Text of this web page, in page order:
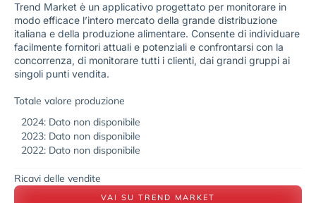
Trend Market è un applicativo progettato per monitorare in
modo efficace l’intero mercato della grande distribuzione
italiana e della produzione alimentare. Consente di individuare
facilmente fornitori attuali e potenziali e confrontarsi con la
concorrenza, di monitorare tutti i clienti, dai grandi gruppi ai
singoli punti vendita.
Totale valore produzione
2024: Dato non disponibile
2023: Dato non disponibile
2022: Dato non disponibile
Ricavi delle vendite
VAI SU TREND MARKET